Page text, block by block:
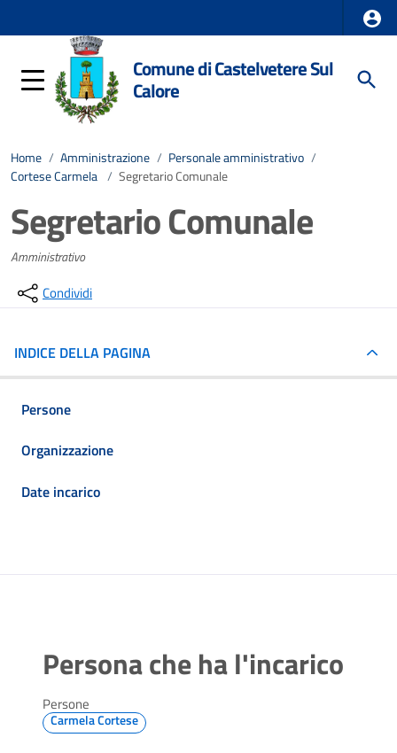
Comune di Castelvetere Sul
Calore
Home / Amministrazione / Personale amministrativo /
Cortese Carmela / Segretario Comunale
Segretario Comunale
Amministrativo
Condividi
INDICE DELLA PAGINA
Persone
Organizzazione
Date incarico
Persona che ha l'incarico
Persone
Carmela Cortese